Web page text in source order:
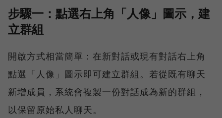
步驟一：點選右上角「人像」圖示，建
立群組
開啟方式相當簡單：在新對話或現有對話右上角
點選「人像」圖示即可建立群組。若從既有聊天
新增成員，系統會複製一份對話成為新的群組，
以保留原始私人聊天。